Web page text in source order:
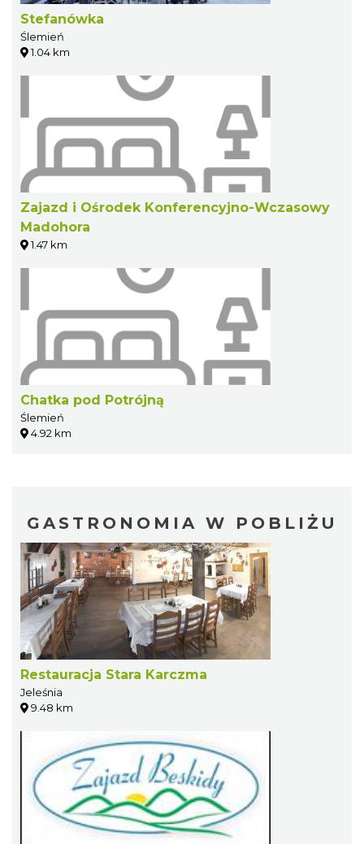
Stefanówka
Ślemień
1.04 km
Zajazd i Ośrodek Konferencyjno-Wczasowy
Madohora
1.47 km
Chatka pod Potrójną
Ślemień
4.92 km
GASTRONOMIA W POBLIŻU
Restauracja Stara Karczma
Jeleśnia
9.48 km